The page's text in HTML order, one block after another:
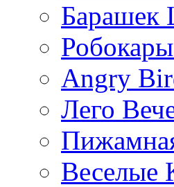
Angry
Лего
Веселые